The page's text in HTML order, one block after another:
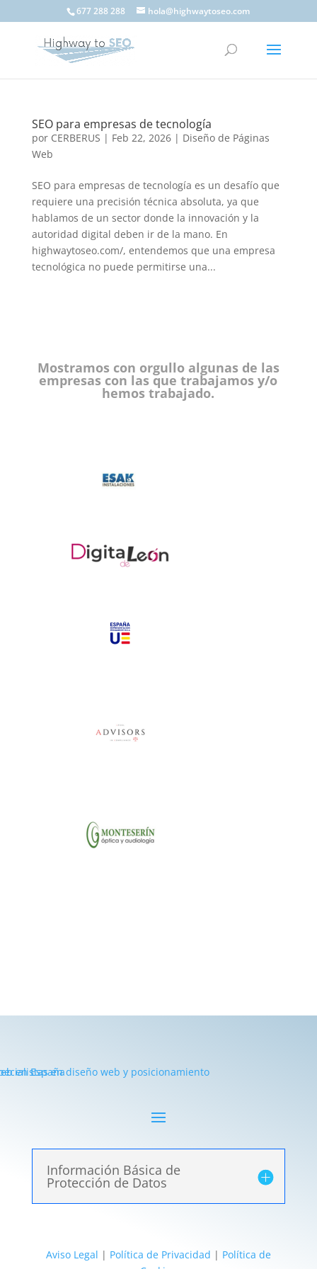
677 288 288 hola@highwaytoseo.com
SEO para empresas de tecnología
por CERBERUS | Feb 22, 2026| Diseño de Páginas
Web
SEO para empresas de tecnología es un desafío que
requiere una precisión técnica absoluta, ya que
hablamos de un sector donde la innovación y la
autoridad digital deben ir de la mano. En
highwaytoseo.com/, entendemos que una empresa
tecnológica no puede permitirse una...
Mostramos con orgullo algunas de las
empresas con las que trabajamos y/o
hemos trabajado.
Información Básica de
Protección de Datos
Aviso Legal | Política de Privacidad | Política de